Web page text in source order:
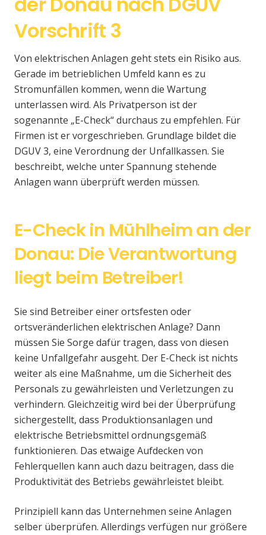
Vorschrift 3
Von elektrischen Anlagen geht stets ein Risiko aus.
Gerade im betrieblichen Umfeld kann es zu
Stromunfällen kommen, wenn die Wartung
unterlassen wird. Als Privatperson ist der
sogenannte „E-Check“ durchaus zu empfehlen. Für
Firmen ist er vorgeschrieben. Grundlage bildet die
DGUV 3, eine Verordnung der Unfallkassen. Sie
beschreibt, welche unter Spannung stehende
Anlagen wann überprüft werden müssen.
E-Check in Mühlheim an der
Donau: Die Verantwortung
liegt beim Betreiber!
Sie sind Betreiber einer ortsfesten oder
ortsveränderlichen elektrischen Anlage? Dann
müssen Sie Sorge dafür tragen, dass von diesen
keine Unfallgefahr ausgeht. Der E-Check ist nichts
weiter als eine Maßnahme, um die Sicherheit des
Personals zu gewährleisten und Verletzungen zu
verhindern. Gleichzeitig wird bei der Überprüfung
sichergestellt, dass Produktionsanlagen und
elektrische Betriebsmittel ordnungsgemäß
funktionieren. Das etwaige Aufdecken von
Fehlerquellen kann auch dazu beitragen, dass die
Produktivität des Betriebs gewährleistet bleibt.
Prinzipiell kann das Unternehmen seine Anlagen
selber überprüfen. Allerdings verfügen nur größere